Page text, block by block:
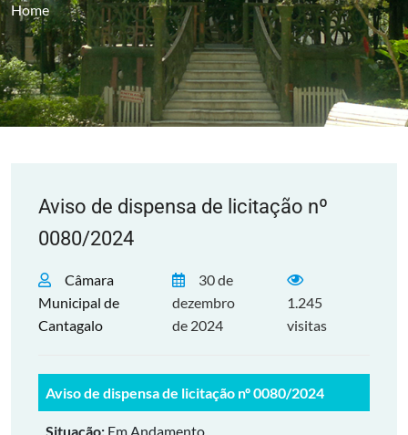
Home
Aviso de dispensa de licitação nº
0080/2024
Câmara
Municipal de
Cantagalo
30 de
dezembro
de 2024
1.245
visitas
Aviso de dispensa de licitação nº 0080/2024
Situação: Em Andamento